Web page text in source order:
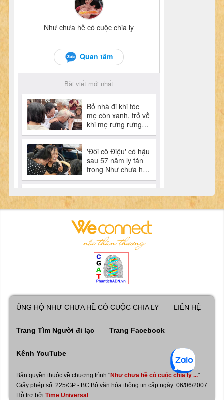
ỦNG HỘ NHƯ CHƯA HỀ CÓ CUỘC CHIA LY LIÊN HỆ
Trang Tìm Người đi lạc Trang Facebook
Kênh YouTube
Bản quyền thuộc về chương trình "Như chưa hề có cuộc chia ly ..."
Giấy phép số: 225/GP - BC Bộ văn hóa thông tin cấp ngày: 06/06/2007
Hỗ trợ bởi Time Universal